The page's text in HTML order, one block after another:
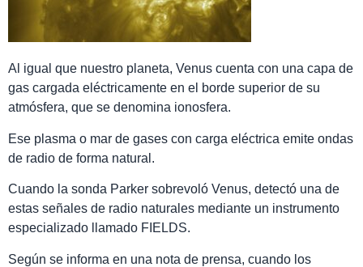
Al igual que nuestro planeta, Venus cuenta con una capa de
gas cargada eléctricamente en el borde superior de su
atmósfera, que se denomina ionosfera.
Ese plasma o mar de gases con carga eléctrica emite ondas
de radio de forma natural.
Cuando la sonda Parker sobrevoló Venus, detectó una de
estas señales de radio naturales mediante un instrumento
especializado llamado FIELDS.
Según se informa en una nota de prensa, cuando los